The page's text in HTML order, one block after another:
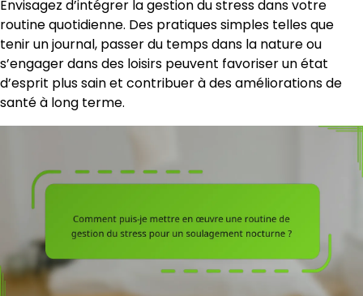
Envisagez d’intégrer la gestion du stress dans votre
routine quotidienne. Des pratiques simples telles que
tenir un journal, passer du temps dans la nature ou
s’engager dans des loisirs peuvent favoriser un état
d’esprit plus sain et contribuer à des améliorations de
santé à long terme.